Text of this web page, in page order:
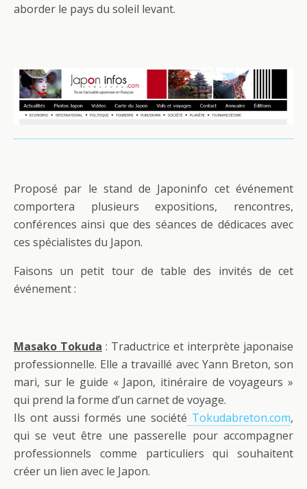
aborder le pays du soleil levant.
Proposé par le stand de Japoninfo cet événement
comportera plusieurs expositions, rencontres,
conférences ainsi que des séances de dédicaces avec
ces spécialistes du Japon.
Faisons un petit tour de table des invités de cet
événement :
Masako Tokuda : Traductrice et interprète japonaise
professionnelle. Elle a travaillé avec Yann Breton, son
mari, sur le guide « Japon, itinéraire de voyageurs »
qui prend la forme d’un carnet de voyage.
Ils ont aussi formés une société Tokudabreton.com,
qui se veut être une passerelle pour accompagner
professionnels comme particuliers qui souhaitent
créer un lien avec le Japon.